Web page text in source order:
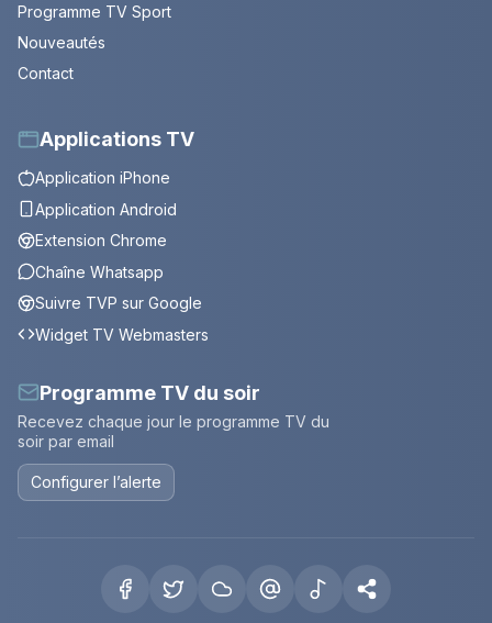
Programme TV Sport
Nouveautés
Contact
Applications TV
Application iPhone
Application Android
Extension Chrome
Chaîne Whatsapp
Suivre TVP sur Google
Widget TV Webmasters
Programme TV du soir
Recevez chaque jour le programme TV du
soir par email
Configurer l’alerte